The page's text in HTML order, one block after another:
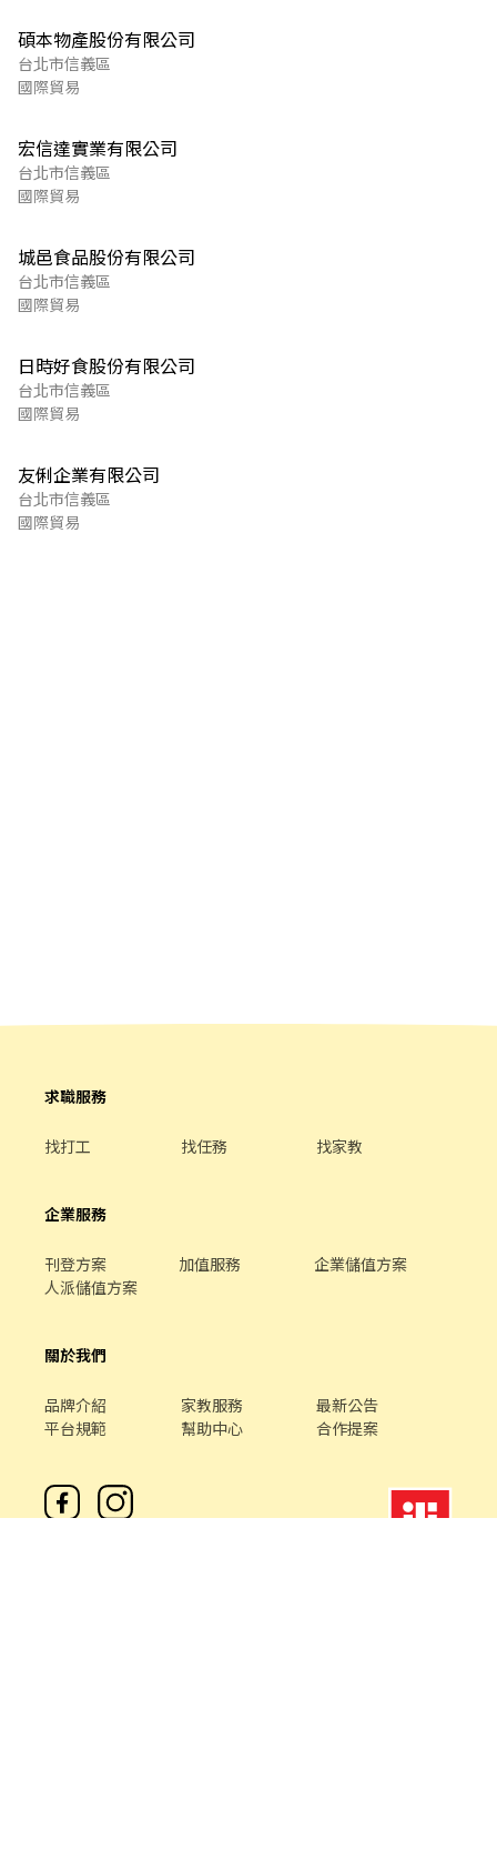
碩本物產股份有限公司
台北市信義區
國際貿易
宏信達實業有限公司
台北市信義區
國際貿易
城邑食品股份有限公司
台北市信義區
國際貿易
日時好食股份有限公司
台北市信義區
國際貿易
友俐企業有限公司
台北市信義區
國際貿易
求職服務
找打工 找任務 找家教
企業服務
刊登方案 加值服務
企業儲值方案
人派儲值方案
關於我們
品牌介紹 家教服務
最新公告
平台規範
幫助中心 合作提案